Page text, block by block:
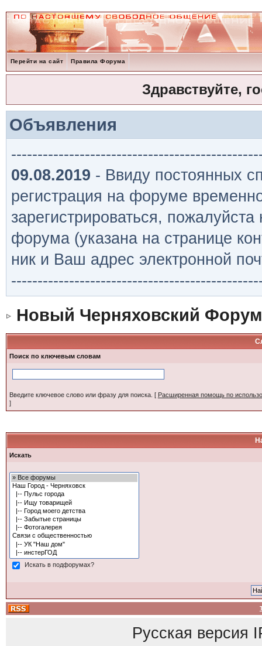
Перейти на сайт Правила Форума
Здравствуйте,
Объявления
09.08.2019 - Ввиду постоянных
регистрация на форуме
зарегистрироваться,
форума (указана на странице
ник и Ваш адрес электронной
Новый Черняховский Форум
Поиск по ключевым словам
Введите ключевое слово или фразу для поиска. [ Расширенная помощь по
]
Искать
Искать в подфорумах?
Русская версия